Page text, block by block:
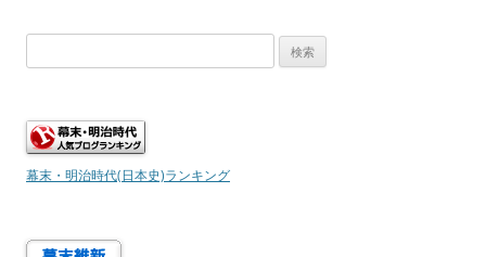
索:
幕末・明治時代(日本史)ランキング